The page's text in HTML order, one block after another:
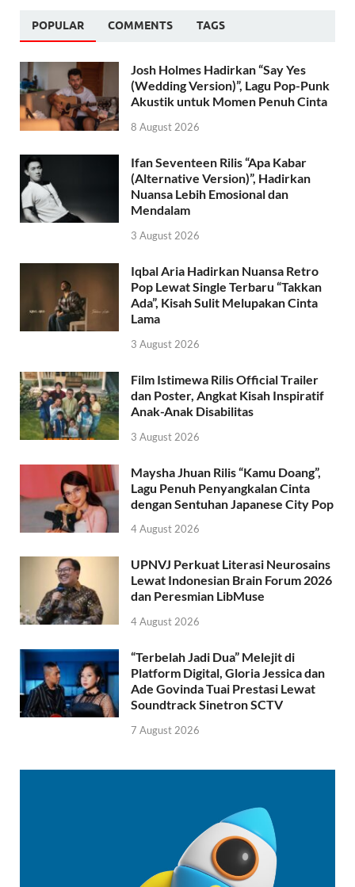
POPULAR COMMENTS TAGS
Josh Holmes Hadirkan “Say Yes
(Wedding Version)”, Lagu Pop-Punk
Akustik untuk Momen Penuh Cinta
8 August 2026
Ifan Seventeen Rilis “Apa Kabar
(Alternative Version)”, Hadirkan
Nuansa Lebih Emosional dan
Mendalam
3 August 2026
Iqbal Aria Hadirkan Nuansa Retro
Pop Lewat Single Terbaru “Takkan
Ada”, Kisah Sulit Melupakan Cinta
Lama
3 August 2026
Film Istimewa Rilis Official Trailer
dan Poster, Angkat Kisah Inspiratif
Anak-Anak Disabilitas
3 August 2026
Maysha Jhuan Rilis “Kamu Doang”,
Lagu Penuh Penyangkalan Cinta
dengan Sentuhan Japanese City Pop
4 August 2026
UPNVJ Perkuat Literasi Neurosains
Lewat Indonesian Brain Forum 2026
dan Peresmian LibMuse
4 August 2026
“Terbelah Jadi Dua” Melejit di
Platform Digital, Gloria Jessica dan
Ade Govinda Tuai Prestasi Lewat
Soundtrack Sinetron SCTV
7 August 2026